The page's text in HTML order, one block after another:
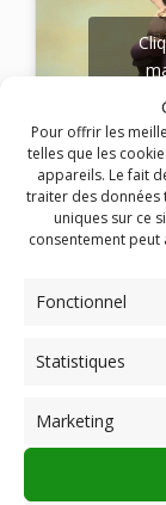
Pour offrir les
telles que les
appareils. Le fait
traiter des données
uniques sur ce
consentement
Fonctionnel
Statistiques
Marketing
fiche
SEANCES :
Mercredi 17
Dimanche 21
Mardi 23